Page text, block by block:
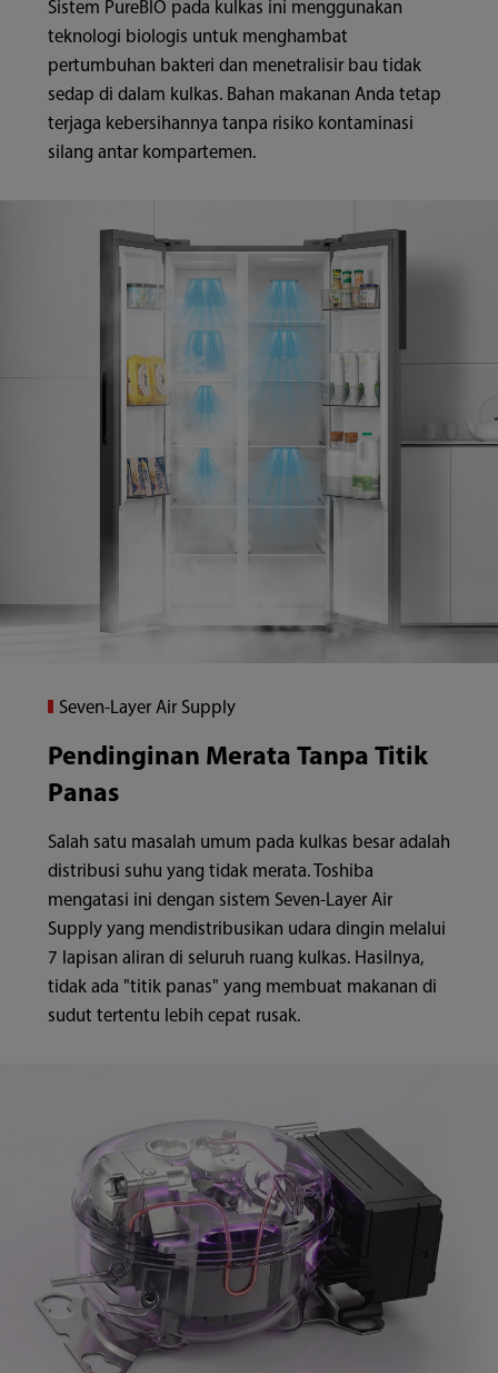
Sistem PureBIO pada kulkas ini menggunakan
teknologi biologis untuk menghambat
pertumbuhan bakteri dan menetralisir bau tidak
sedap di dalam kulkas. Bahan makanan Anda tetap
terjaga kebersihannya tanpa risiko kontaminasi
silang antar kompartemen.
Seven-Layer Air Supply
Pendinginan Merata Tanpa Titik
Panas
Salah satu masalah umum pada kulkas besar adalah
distribusi suhu yang tidak merata. Toshiba
mengatasi ini dengan sistem Seven-Layer Air
Supply yang mendistribusikan udara dingin melalui
7 lapisan aliran di seluruh ruang kulkas. Hasilnya,
tidak ada "titik panas" yang membuat makanan di
sudut tertentu lebih cepat rusak.